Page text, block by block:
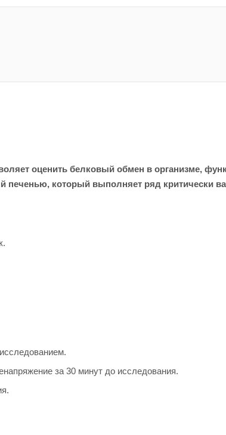
оценить белковый обмен в организме,
печенью, который выполняет ряд критически
за 30 минут до исследования.